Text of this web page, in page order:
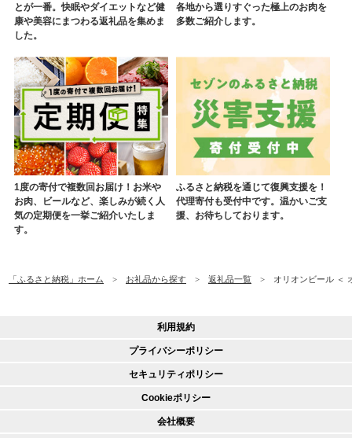
とが一番。快眠やダイエットなど健
康や美容にまつわる返礼品を集めま
した。
各地から選りすぐった極上のお肉を
多数ご紹介します。
1度の寄付で複数回お届け！お米や
お肉、ビールなど、楽しみが続く人
気の定期便を一挙ご紹介いたしま
す。
ふるさと納税を通じて復興支援を！
代理寄付も受付中です。温かいご支
援、お待ちしております。
「ふるさと納税」ホーム お礼品から探す 返礼品一覧 オリオンビール ＜
利用規約
プライバシーポリシー
セキュリティポリシー
Cookieポリシー
会社概要